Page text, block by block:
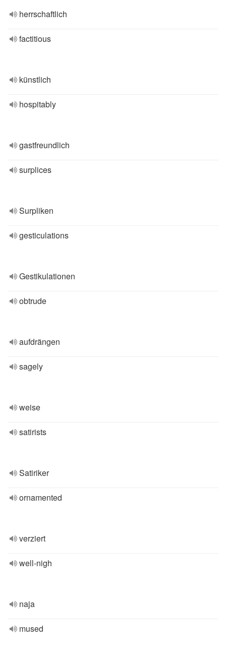
herrschaftlich
factitious
künstlich
hospitably
gastfreundlich
surplices
Surpliken
gesticulations
Gestikulationen
obtrude
aufdrängen
sagely
weise
satirists
Satiriker
ornamented
verziert
well-nigh
naja
mused